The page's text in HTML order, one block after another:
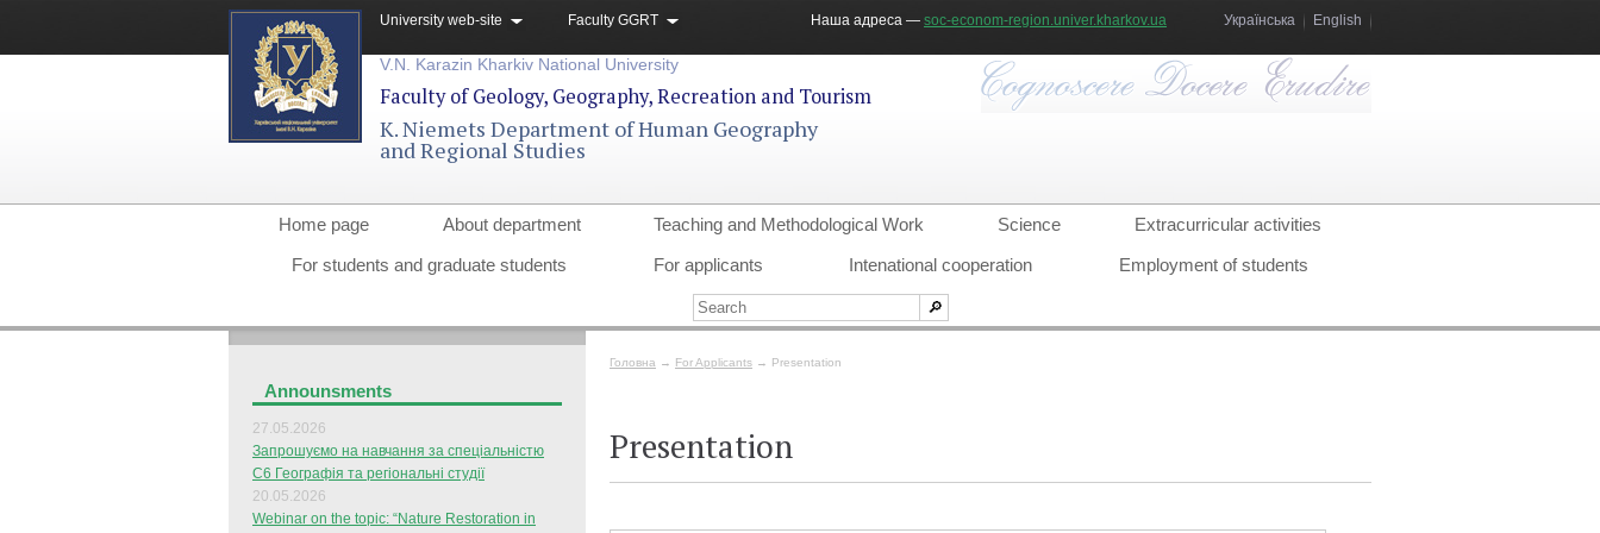
University web-site Faculty GGRT Українська English
Наша адреса — soc-econom-region.univer.kharkov.ua
V.N. Karazin Kharkiv National University
Faculty of Geology, Geography, Recreation and Tourism
K. Niemets Department of Human Geography
and Regional Studies
Home page About department Teaching and Methodological Work Science
Extracurricular activities
For students and graduate students
For applicants Intenational cooperation Employment of students
Головна → For Applicants → Presentation
Presentation
Announsments
27.05.2026
Запрошуємо на навчання за спеціальністю
С6 Географія та регіональні студії
20.05.2026
Webinar on the topic: “Nature Restoration in